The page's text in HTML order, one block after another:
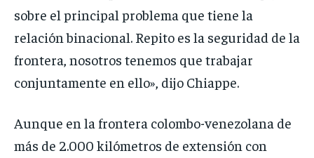
sobre el principal problema que tiene la
relación binacional. Repito es la seguridad de la
frontera, nosotros tenemos que trabajar
conjuntamente en ello», dijo Chiappe.
Aunque en la frontera colombo-venezolana de
más de 2.000 kilómetros de extensión con